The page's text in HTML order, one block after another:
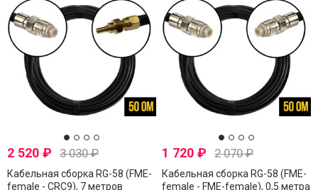
2 520 ₽ 3 030₽
Кабельная сборка RG-58 (FME-
female - CRC9), 7 метров
1 720₽ 2 070₽
Кабельная сборка RG-58 (FME-
female - FME-female), 0,5 метра